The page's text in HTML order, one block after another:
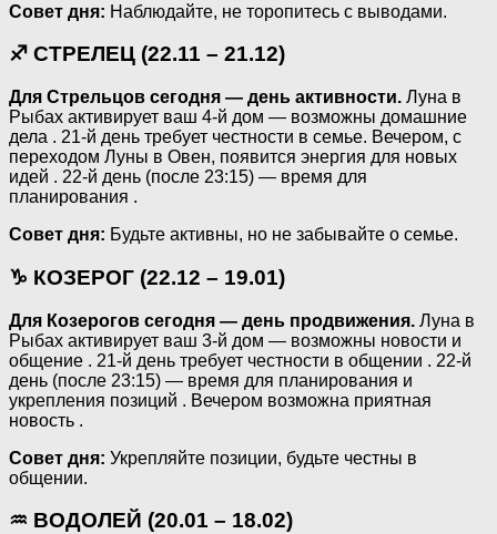
Совет дня: Наблюдайте, не торопитесь с выводами.
♐ СТРЕЛЕЦ (22.11 – 21.12)
Для Стрельцов сегодня — день активности. Луна в
Рыбах активирует ваш 4-й дом — возможны домашние
дела . 21-й день требует честности в семье. Вечером, с
переходом Луны в Овен, появится энергия для новых
идей . 22-й день (после 23:15) — время для
планирования .
Совет дня: Будьте активны, но не забывайте о семье.
♑ КОЗЕРОГ (22.12 – 19.01)
Для Козерогов сегодня — день продвижения. Луна в
Рыбах активирует ваш 3-й дом — возможны новости и
общение . 21-й день требует честности в общении . 22-й
день (после 23:15) — время для планирования и
укрепления позиций . Вечером возможна приятная
новость .
Совет дня: Укрепляйте позиции, будьте честны в
общении.
♒ ВОДОЛЕЙ (20.01 – 18.02)